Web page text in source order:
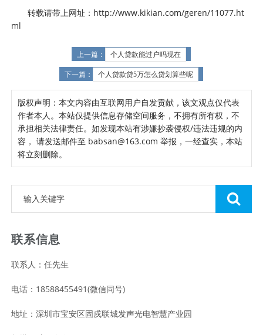
转载请带上网址：http://www.kikian.com/geren/11077.ht
ml
上一篇： 个人贷款能过户吗现在
下一篇： 个人贷款贷5万怎么贷划算些呢
版权声明：本文内容由互联网用户自发贡献，该文观点仅代表
作者本人。本站仅提供信息存储空间服务，不拥有所有权，不
承担相关法律责任。如发现本站有涉嫌抄袭侵权/违法违规的内
容， 请发送邮件至 babsan@163.com 举报，一经查实，本站
将立刻删除。
联系信息
联系人：任先生
电话：18588455491(微信同号)
地址：深圳市宝安区固戍联城发声光电智慧产业园